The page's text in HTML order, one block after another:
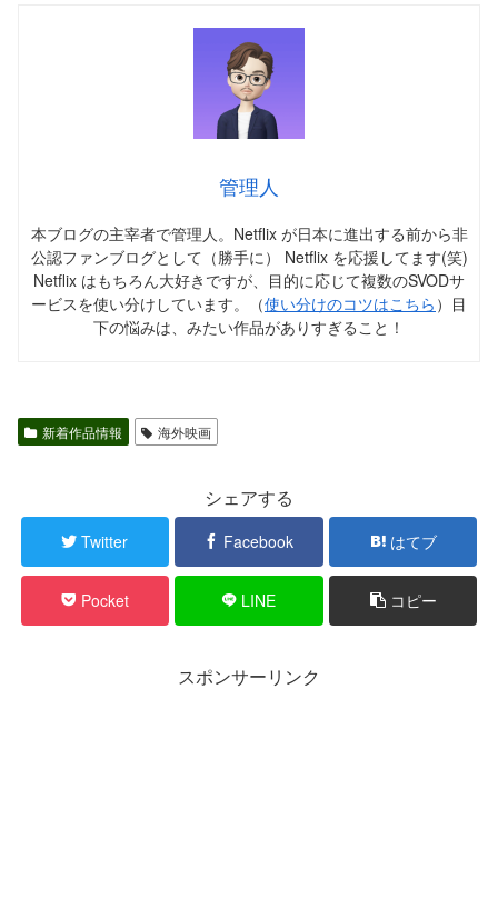
管理人
本ブログの主宰者で管理人。Netflix が日本に進出する前から非
公認ファンブログとして（勝手に） Netflix を応援してます(笑)
Netflix はもちろん大好きですが、目的に応じて複数のSVODサ
ービスを使い分けしています。（使い分けのコツはこちら ）目
下の悩みは、みたい作品がありすぎること！
新着作品情報 海外映画
シェアする
Twitter Facebook はてブ
Pocket LINE コピー
スポンサーリンク